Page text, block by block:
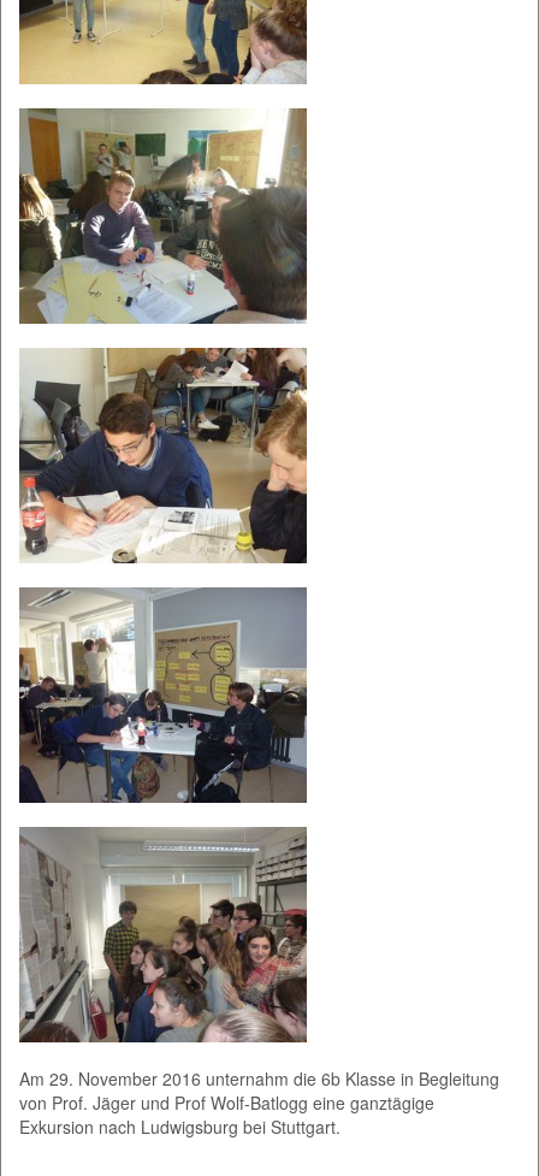
Am 29. November 2016 unternahm die 6b Klasse in Begleitung
von Prof. Jäger und Prof Wolf-Batlogg eine ganztägige
Exkursion nach Ludwigsburg bei Stuttgart.